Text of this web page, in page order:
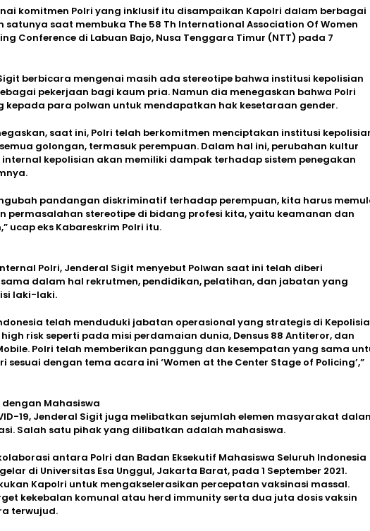
komitmen Polri yang inklusif itu disampaikan Kapolri dalam berbagai
satunya saat membuka The 58 Th International Association Of Women
Conference di Labuan Bajo, Nusa Tenggara Timur (NTT) pada 7
berbicara mengenai masih ada stereotipe bahwa institusi kepolisian
pekerjaan bagi kaum pria. Namun dia menegaskan bahwa Polri
kepada para polwan untuk mendapatkan hak kesetaraan gender.
saat ini, Polri telah berkomitmen menciptakan institusi
golongan, termasuk perempuan. Dalam hal ini, perubahan kultur
internal kepolisian akan memiliki dampak terhadap sistem penegakan
pandangan diskriminatif terhadap perempuan, kita harus
permasalahan stereotipe di bidang profesi kita, yaitu keamanan dan
ucap eks Kabareskrim Polri itu.
Polri, Jenderal Sigit menyebut Polwan saat ini telah diberi
dalam hal rekrutmen, pendidikan, pelatihan, dan jabatan yang
laki-laki.
telah menduduki jabatan operasional yang strategis di
risk seperti pada misi perdamaian dunia, Densus 88 Antiteror, dan
Polri telah memberikan panggung dan kesempatan yang sama
sesuai dengan tema acara ini ‘Women at the Center Stage of Policing’,”
Mahasiswa
19, Jenderal Sigit juga melibatkan sejumlah elemen masyarakat
Salah satu pihak yang dilibatkan adalah mahasiswa.
antara Polri dan Badan Eksekutif Mahasiswa Seluruh Indonesia
di Universitas Esa Unggul, Jakarta Barat, pada 1 September 2021.
Kapolri untuk mengakselerasikan percepatan vaksinasi massal.
kekebalan komunal atau herd immunity serta dua juta dosis vaksin
terwujud.